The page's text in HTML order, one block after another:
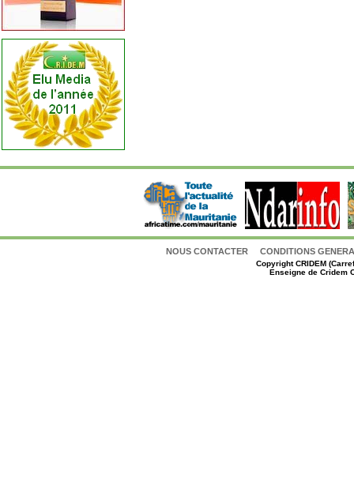
NOUS CONTACTER CONDITIONS
CopyrightCRIDEM
Enseigne de Cridem